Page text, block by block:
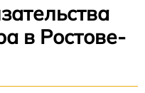
в Ростове-